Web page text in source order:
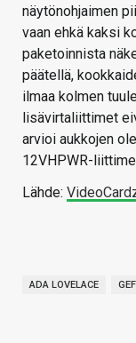
näytönohjaimen
vaan ehkä kaksi
paketoinnista
päätellä,
ilmaa kolmen
lisävirtaliittimet
arvioi aukkojen
12VHPWR-
Lähde:
ADA LOVELACE